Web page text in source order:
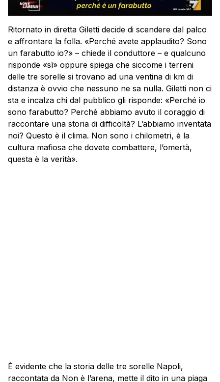
Ritornato in diretta Giletti decide di scendere dal palco
e affrontare la folla. «Perché avete applaudito? Sono
un farabutto io?» – chiede il conduttore – e qualcuno
risponde «sì» oppure spiega che siccome i terreni
delle tre sorelle si trovano ad una ventina di km di
distanza è ovvio che nessuno ne sa nulla. Giletti non ci
sta e incalza chi dal pubblico gli risponde: «Perché io
sono farabutto? Perché abbiamo avuto il coraggio di
raccontare una storia di difficoltà? L’abbiamo inventata
noi? Questo è il clima. Non sono i chilometri, è la
cultura mafiosa che dovete combattere, l’omertà,
questa è la verità».
È evidente che la storia delle tre sorelle Napoli,
raccontata da Non è l’arena, mette il dito in una piaga